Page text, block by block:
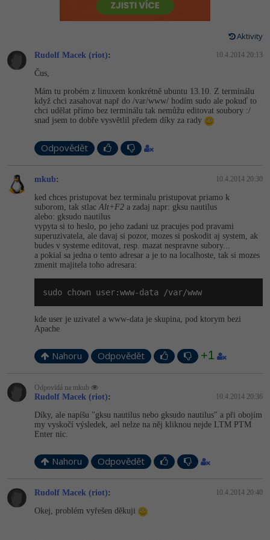
HTML5, CSS3, Bootstrap, SEO
SQL a databáze
UML a návrhové vzory
ASP.NET MVC
Django
Best practices
PHP
JavaScript
HTML / CSS
MS-SQL
SQLite
Vývojář mobilních aplikací
Webdesigner
Tester
Systémový administrátor
3D grafik
Projektový manažer
Databázový analytik
Copywriter
WordPress specialista
SEO specialista
-80%
-80%
C++ -80%
Swift -80%
Kotlin -80%
VB.NET
SQL
Návrh SW -80%
Algoritmy -41%
Umělá inteligence (AI) -10%
Pro děti
Digitální gramotnost
SEO -30%
UX
Business
Copywriting -30%
MS Office -80%
Google Dokumenty
Time management
Windows
Linux
Kybernetická bezpečnost
Elektronický podpis
Fórum
Kurzy designu
Aktivity
Rudolf Macek (riot): 10.4.2014 20:13
Čus,
Mám tu probém z linuxem konkrétně ubuntu 13.10. Z terminálu
když chci zasahovat např do /var/www/ hodím sudo ale pokuď to
chci udělat přímo bez terminálu tak nemůžu editovat soubory :/
snad jsem to dobře vysvětlil předem díky za rady
Odpovědět
mkub: 10.4.2014 20:30
ked chces pristupovat bez terminalu pristupovat priamo k
suborom, tak stlac Alt+F2 a zadaj napr: gksu nautilus
alebo: gksudo nautilus
vypyta si to heslo, po jeho zadani uz pracujes pod pravami
superuzivatela, ale davaj si pozor, mozes si poskodit aj system, ak
budes v systeme editovat, resp. mazat nespravne subory...
a pokial sa jedna o tento adresar a je to na localhoste, tak si mozes
zmenit majitela toho adresara:
sudo chown user:www-data /var/www
kde user je uzivatel a www-data je skupina, pod ktorym bezi
Apache
Nahoru Odpovědět +1
Odpovídá na mkub
Rudolf Macek (riot): 10.4.2014 20:36
Díky, ale napíšu "gksu nautilus nebo gksudo nautilus" a při obojím
my vyskočí výsledek, ael nelze na něj kliknou nejde LTM PTM
Enter nic.
Nahoru Odpovědět
Rudolf Macek (riot): 10.4.2014 20:40
Okej, problém vyřešen děkuji